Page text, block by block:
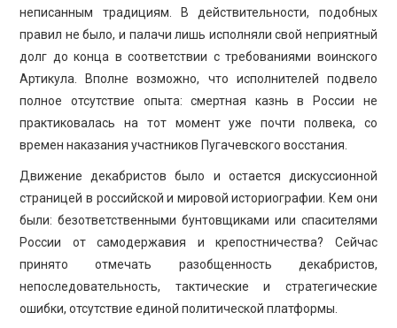
неписанным традициям. В действительности, подобных
правил не было, и палачи лишь исполняли свой неприятный
долг до конца в соответствии с требованиями воинского
Артикула. Вполне возможно, что исполнителей подвело
полное отсутствие опыта: смертная казнь в России не
практиковалась на тот момент уже почти полвека, со
времен наказания участников Пугачевского восстания.
Движение декабристов было и остается дискуссионной
страницей в российской и мировой историографии. Кем они
были: безответственными бунтовщиками или спасителями
России от самодержавия и крепостничества? Сейчас
принято отмечать разобщенность декабристов,
непоследовательность, тактические и стратегические
ошибки, отсутствие единой политической платформы.